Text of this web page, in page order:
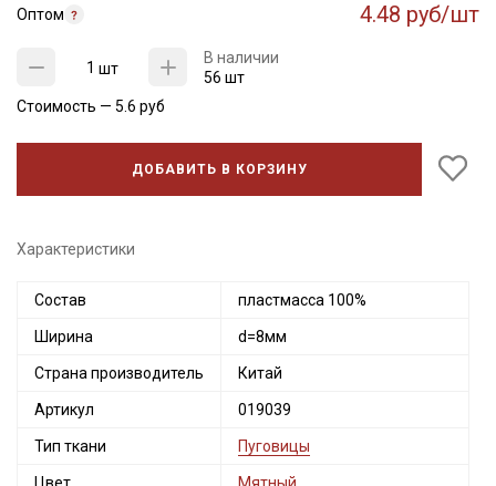
Оптом 4.48 руб/шт
шт
В наличии
56 шт
Стоимость — 5.6 руб
ДОБАВИТЬ В КОРЗИНУ
Характеристики
Состав пластмасса 100%
Ширина d=8мм
Страна производитель Китай
Артикул 019039
Тип ткани Пуговицы
Секретная рассылка от Купава
Мы публикуем здесь дополнительные
промокоды и скидки до 30% на узкие
Электронная почта